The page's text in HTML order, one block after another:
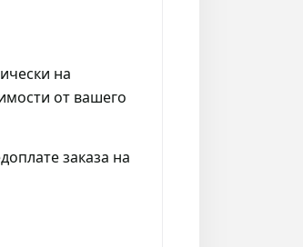
на
от вашего
заказа на